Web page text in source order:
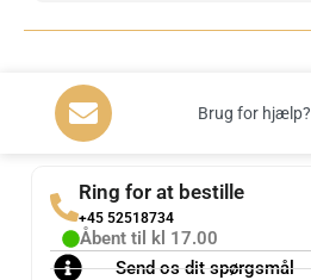
Brug for hjælp?
Ring for at bestille
+45 52518734
Åbent til kl 17.00
Send os dit spørgsmål